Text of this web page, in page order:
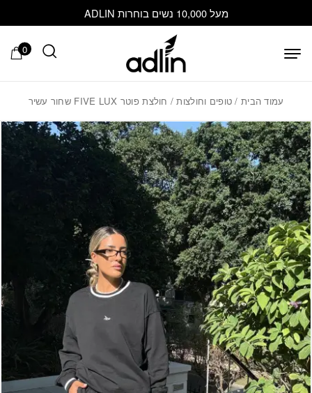
מעל 10,000 נשים בוחרות ADLIN
0
עמוד הבית / טופים וחולצות/ חולצת פוטר FIVE LUX שחור עשיר